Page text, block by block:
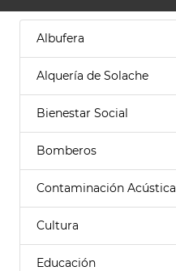
Albufera
Alquería de Solache
Bienestar Social
Bomberos
Contaminación Acústica
Cultura
Educación